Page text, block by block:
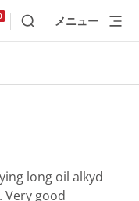
検索 メニュー
long oil alkyd
Very good